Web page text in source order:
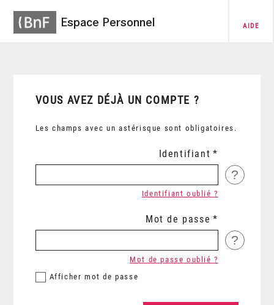
Espace Personnel AIDE
VOUS AVEZ DÉJÀ UN COMPTE ?
Les champs avec un astérisque sont obligatoires.
Identifiant
?
Identifiant oublié ?
Mot de passe
?
Afficher mot de passe
Mot de passe oublié ?